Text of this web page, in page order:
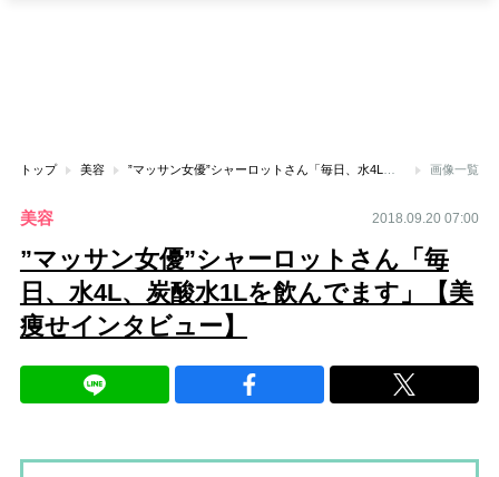
トップ 美容 画像一覧
美容 2018.09.20 07:00
”マッサン女優”シャーロットさん「毎
日、水4L、炭酸水1Lを飲んでます」【美
痩せインタビュー】